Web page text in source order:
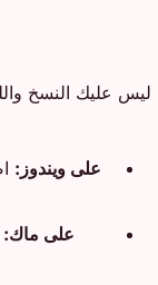
ليس عليك النسخ
على ويندوز:
على ماك: